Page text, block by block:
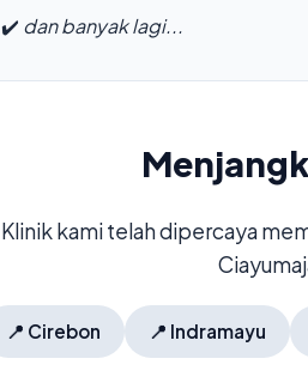
✔️ dan banyak lagi...
Klinik kami telah dipercaya
📍 Cirebon 📍 Indramayu